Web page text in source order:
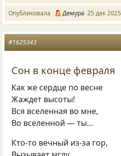
Опубликовала Демура 25 дек 2025
#1625343
Сон в конце февраля
Как же сердце по весне
Жаждет высоты!
Вся вселенная во мне,
Во вселенной — ты…
Кто-то вечный из-за гор,